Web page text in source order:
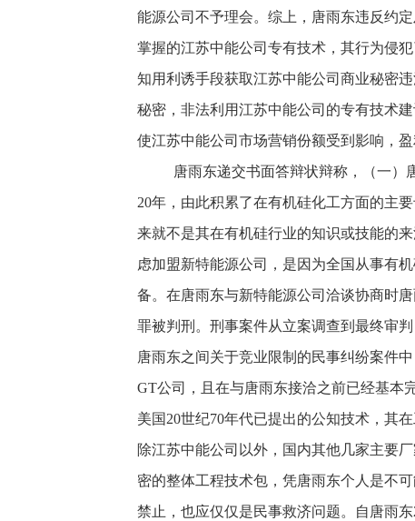
能源公司不予理会。综上，唐雨东违反约
掌握的江苏中能公司专有技术，其行为侵
知用利诱手段获取江苏中能公司商业秘密
秘密，非法利用江苏中能公司的专有技术
使江苏中能公司市场营销份额受到影响，
唐雨东递交书面答辩状辩称，（一）
20年，由此积累了在有机硅化工方面的主
来就不是其在有机硅行业的知识或技能的
虑加盟新特能源公司，是因为全国从事有
备。在唐雨东与新特能源公司洽谈协商时
罪被判刑。刑事案件从立案调查到最终审
唐雨东之间关于竞业限制的民事纠纷案件
GT公司，且在与唐雨东接洽之前已经基本
美国20世纪70年代已提出的公知技术，其
除江苏中能公司以外，国内其他几家主要
密的整体工程技术包，凭唐雨东个人是不
禁止，也应仅仅是民事救济问题。自唐雨